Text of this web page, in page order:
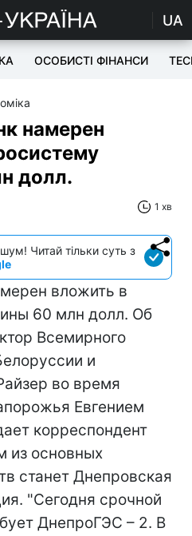
UA
ОСОБИСТІ ФІНАНСИ
намерен
долл.
1 хв
Читай тільки суть з
вложить в
60 млн долл. Об
Всемирного
и
во время
Евгением
корреспондент
из основных
станет Днепровская
"Сегодня срочной
ДнепроГЭС – 2. В